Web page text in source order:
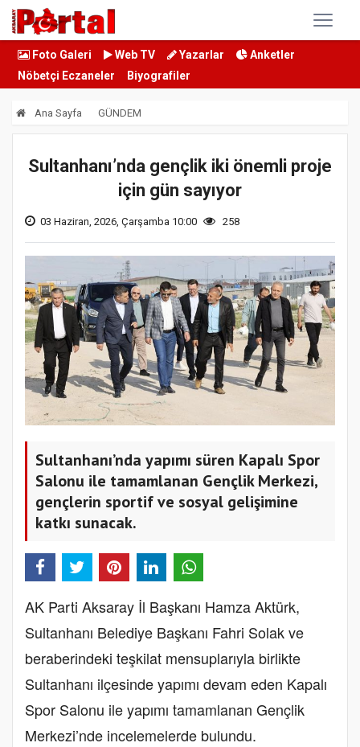
Foto Galeri Web TV Yazarlar
Anketler
Nöbetçi Eczaneler
Biyografiler
Ana Sayfa GÜNDEM
Sultanhanı’nda gençlik iki önemli proje
için gün sayıyor
03 Haziran, 2026, Çarşamba 10:00 258
Sultanhanı’nda yapımı süren Kapalı Spor
Salonu ile tamamlanan Gençlik Merkezi,
gençlerin sportif ve sosyal gelişimine
katkı sunacak.
AK Parti Aksaray İl Başkanı Hamza Aktürk,
Sultanhanı Belediye Başkanı Fahri Solak ve
beraberindeki teşkilat mensuplarıyla birlikte
Sultanhanı ilçesinde yapımı devam eden Kapalı
Spor Salonu ile yapımı tamamlanan Gençlik
Merkezi’nde incelemelerde bulundu.